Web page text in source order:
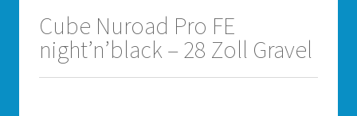
Cube Nuroad Pro FE
night’n’black – 28 Zoll Gravel